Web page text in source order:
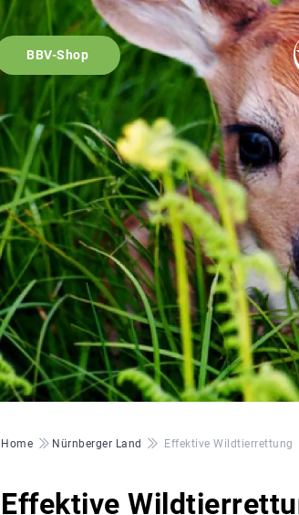
BBV-Shop
Pfadnavigation
Home Nürnberger Land Effektive Wildtierrettung
Effektive